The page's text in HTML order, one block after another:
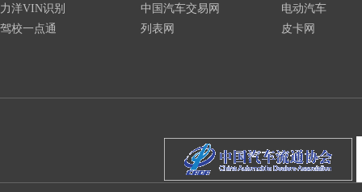
力洋VIN识别
驾校一点通
中国汽车交易网
列表网
电动汽车
皮卡网